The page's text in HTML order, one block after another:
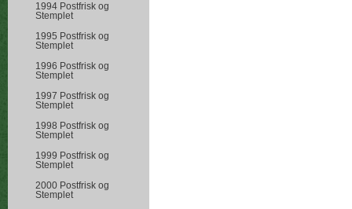
1994 Postfrisk og
Stemplet
1995 Postfrisk og
Stemplet
1996 Postfrisk og
Stemplet
1997 Postfrisk og
Stemplet
1998 Postfrisk og
Stemplet
1999 Postfrisk og
Stemplet
2000 Postfrisk og
Stemplet